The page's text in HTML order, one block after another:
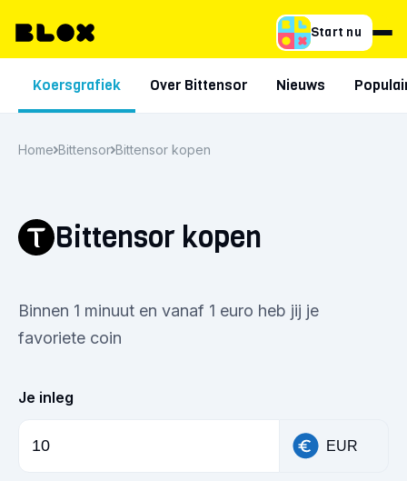
Start nu
Koersgrafiek Over Bittensor Nieuws
Home Bittensor Bittensor kopen
Bittensor kopen
Binnen 1 minuut en vanaf 1 euro heb jij je
favoriete coin
Je inleg
EUR